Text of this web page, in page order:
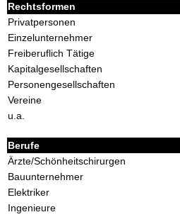
Rechtsformen
Privatpersonen
Einzelunternehmer
Freiberuflich Tätige
Kapitalgesellschaften
Personengesellschaften
Vereine
u.a.
Berufe
Ärzte/Schönheitschirurgen
Bauunternehmer
Elektriker
Ingenieure